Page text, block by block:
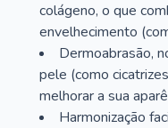
colágeno, o que
envelhecimento
Dermoabrasão,
pele (como
melhorar a sua
Harmonização